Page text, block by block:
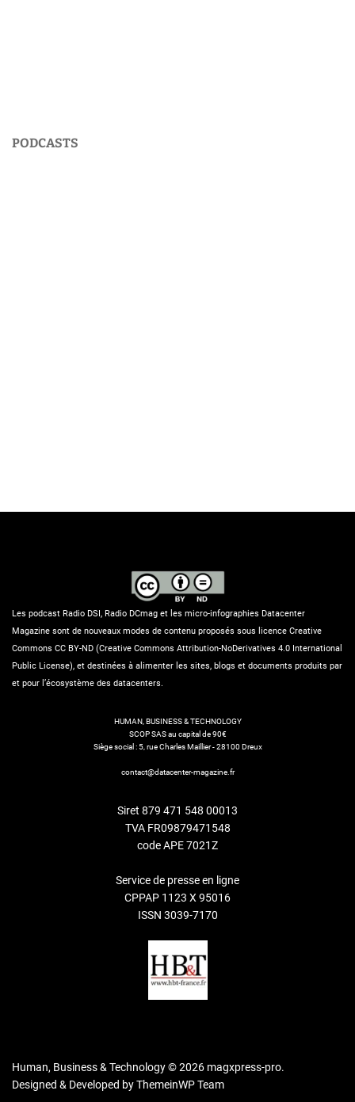
PODCASTS
Les podcast Radio DSI, Radio DCmag et les micro-infographies Datacenter
Magazine sont de nouveaux modes de contenu proposés sous licence Creative
Commons CC BY-ND (Creative Commons Attribution-NoDerivatives 4.0 International
Public License), et destinées à alimenter les sites, blogs et documents produits par
et pour l’écosystème des datacenters.
HUMAN, BUSINESS & TECHNOLOGY
SCOP SAS au capital de 90€
Siège social : 5, rue Charles Maillier - 28100 Dreux
contact@datacenter-magazine.fr
Siret 879 471 548 00013
TVA FR09879471548
code APE 7021Z
Service de presse en ligne
CPPAP 1123 X 95016
ISSN 3039-7170
Human, Business & Technology © 2026 magxpress-pro.
Designed & Developed byThemeinWP Team